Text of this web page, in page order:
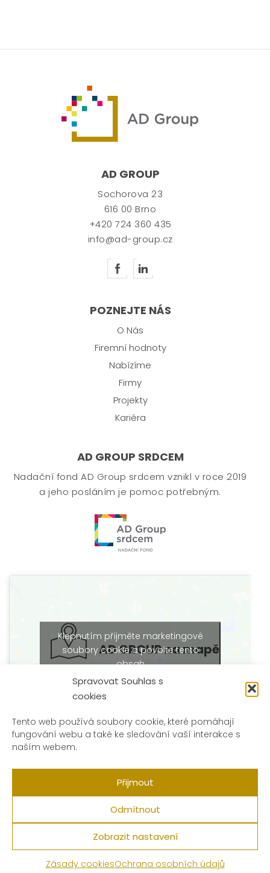
Spravovat Souhlas s
cookies
Tento web používá soubory cookie, které pomáhají
fungování webu a také ke sledování vaší interakce s
naším webem.
Přijmout
Odmítnout
Zobrazit nastavení
Zásady cookiesOchrana osobních údajů
AD GROUP
Sochorova 23
616 00 Brno
+420 724 360 435
info@ad-group.cz
POZNEJTE NÁS
O Nás
Firemní hodnoty
Nabízíme
Firmy
Projekty
Kariéra
AD GROUP SRDCEM
Nadační fond AD Group srdcem vznikl v roce 2019
a jeho posláním je pomoc potřebným.
AD GROUP na mapě
Klepnutím přijměte marketingové
soubory cookie a povolte tento
obsah
Copyright © 2026 AD Group |
|Zásady cookies